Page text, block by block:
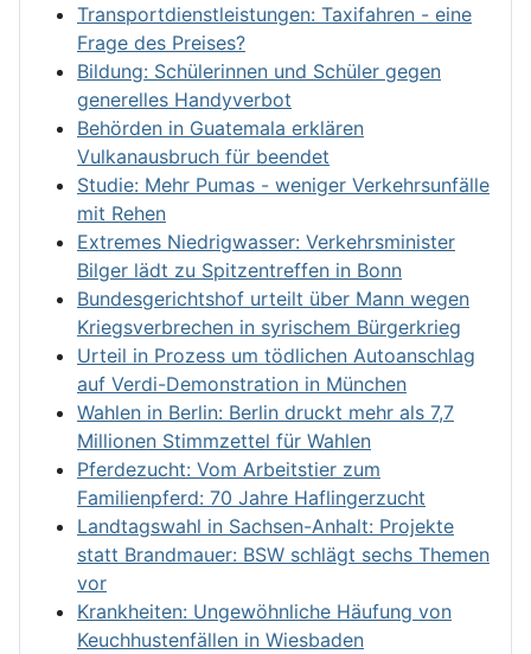
Transportdienstleistungen: Taxifahren - eine
Frage des Preises?
Bildung: Schülerinnen und Schüler gegen
generelles Handyverbot
Behörden in Guatemala erklären
Vulkanausbruch für beendet
Studie: Mehr Pumas - weniger Verkehrsunfälle
mit Rehen
Extremes Niedrigwasser: Verkehrsminister
Bilger lädt zu Spitzentreffen in Bonn
Bundesgerichtshof urteilt über Mann wegen
Kriegsverbrechen in syrischem Bürgerkrieg
Urteil in Prozess um tödlichen Autoanschlag
auf Verdi-Demonstration in München
Wahlen in Berlin: Berlin druckt mehr als 7,7
Millionen Stimmzettel für Wahlen
Pferdezucht: Vom Arbeitstier zum
Familienpferd: 70 Jahre Haflingerzucht
Landtagswahl in Sachsen-Anhalt: Projekte
statt Brandmauer: BSW schlägt sechs Themen
vor
Krankheiten: Ungewöhnliche Häufung von
Keuchhustenfällen in Wiesbaden